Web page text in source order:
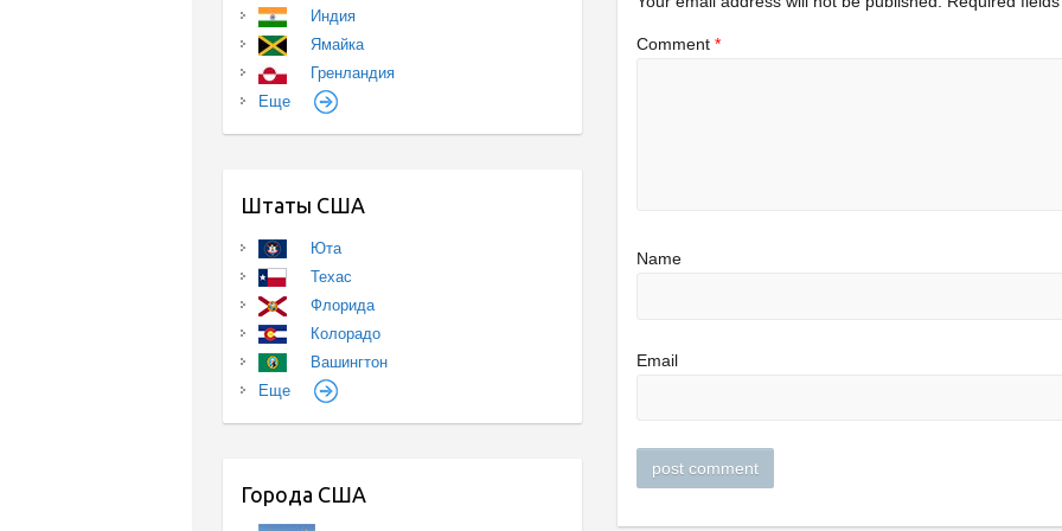
Comment *
Name
Email
Индия
Ямайка
Гренландия
Еще
Штаты США
Юта
Техас
Флорида
Колорадо
Вашингтон
Еще
Города США